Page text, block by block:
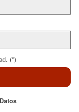
. (*)